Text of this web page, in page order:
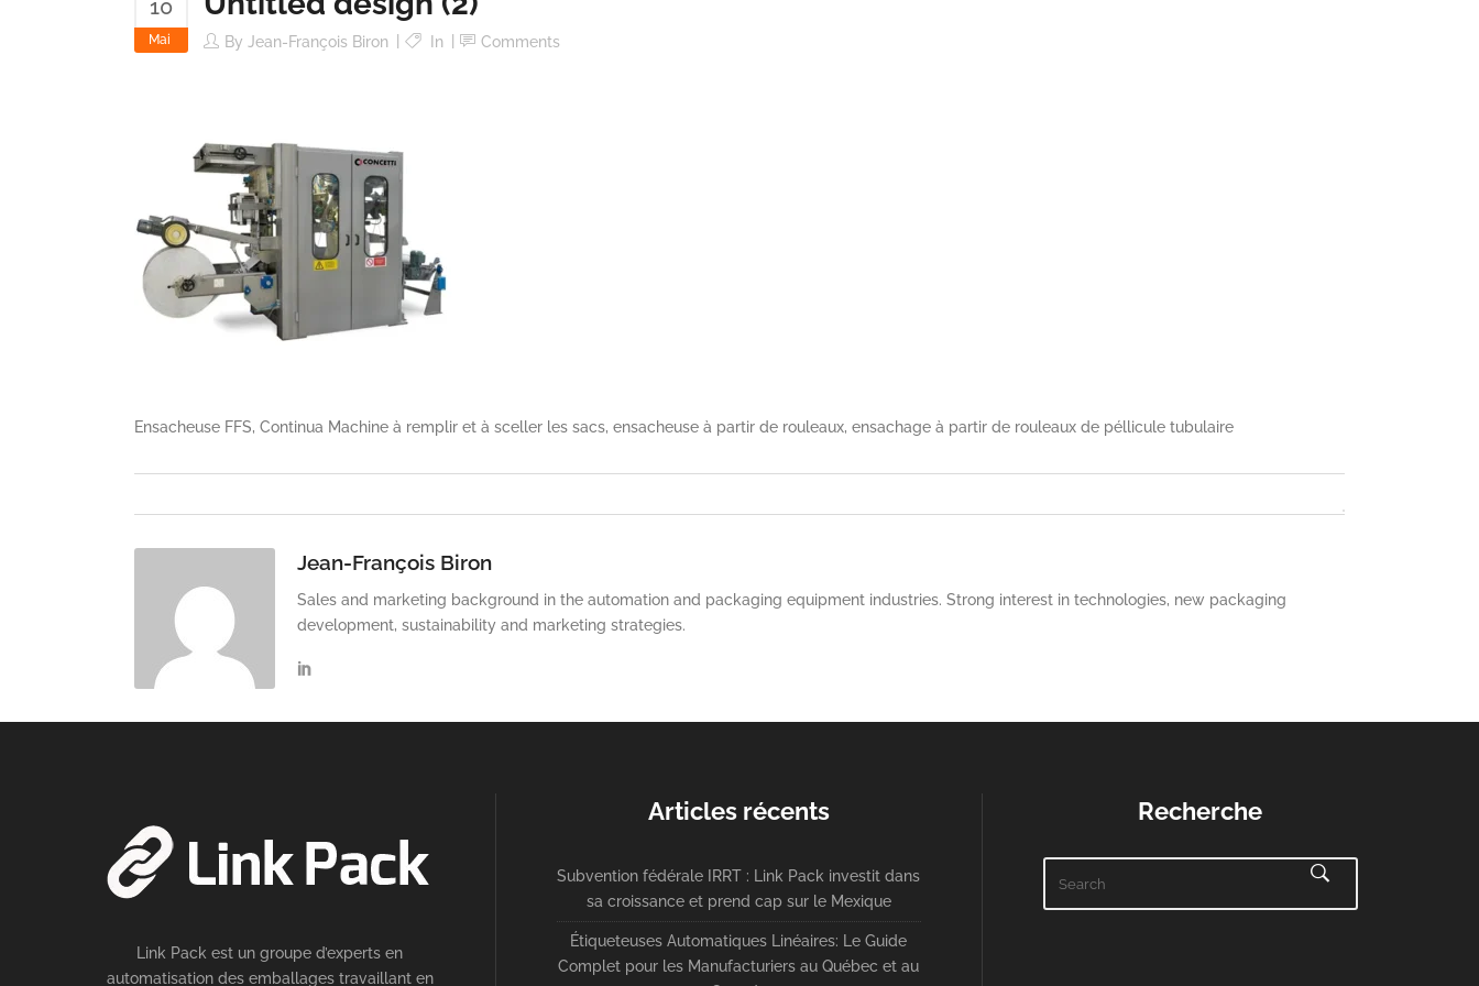
10
Mai By Jean-François Biron In Comments
Ensacheuse FFS, Continua Machine à remplir et à sceller les sacs, ensacheuse à partir de rouleaux, ensachage à partir de rouleaux de péllicule tubulaire
Jean-François Biron
Sales and marketing background in the automation and packaging equipment industries. Strong interest in technologies, new packaging
development, sustainability and marketing strategies.
Link Pack est un groupe d’experts en
automatisation des emballages travaillant en
Articles récents
Subvention fédérale IRRT : Link Pack investit dans
sa croissance et prend cap sur le Mexique
Étiqueteuses Automatiques Linéaires: Le Guide
Complet pour les Manufacturiers au Québec et au
Recherche